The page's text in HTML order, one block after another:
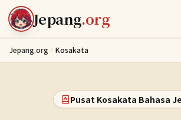
Lewati ke konten utama
Jepang.org
Jepang.org Kosakata
Pusat Kosakata Bahasa